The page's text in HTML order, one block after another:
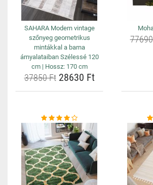
SAHARA Modern vintage
szőnyeg geometrikus
mintákkal a barna
árnyalataiban Szélessé 120
cm | Hossz: 170 cm
37850 Ft28630 Ft